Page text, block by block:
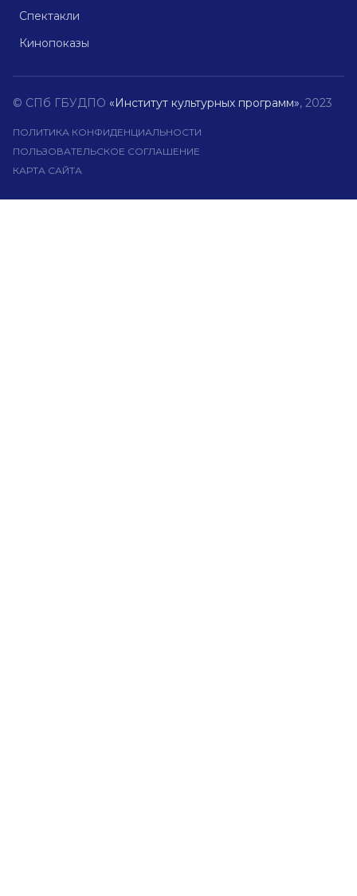
Спектакли
Кинопоказы
© СПб ГБУДПО «Институт культурных программ», 2023
ПОЛИТИКА КОНФИДЕНЦИАЛЬНОСТИ
ПОЛЬЗОВАТЕЛЬСКОЕ СОГЛАШЕНИЕ
КАРТА САЙТА